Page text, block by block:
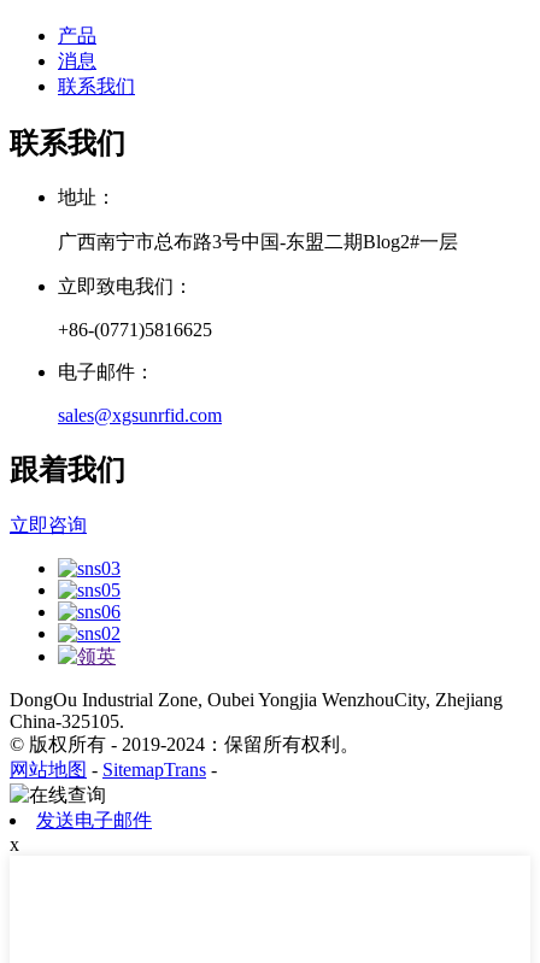
产品
消息
联系我们
联系我们
地址：
广西南宁市总布路3号中国-东盟二期Blog2#一层
立即致电我们：
+86-(0771)5816625
电子邮件：
sales@xgsunrfid.com
跟着我们
立即咨询
DongOu Industrial Zone, Oubei Yongjia WenzhouCity, Zhejiang
China-325105.
© 版权所有 - 2019-2024：保留所有权利。
网站地图 - SitemapTrans -
发送电子邮件
x